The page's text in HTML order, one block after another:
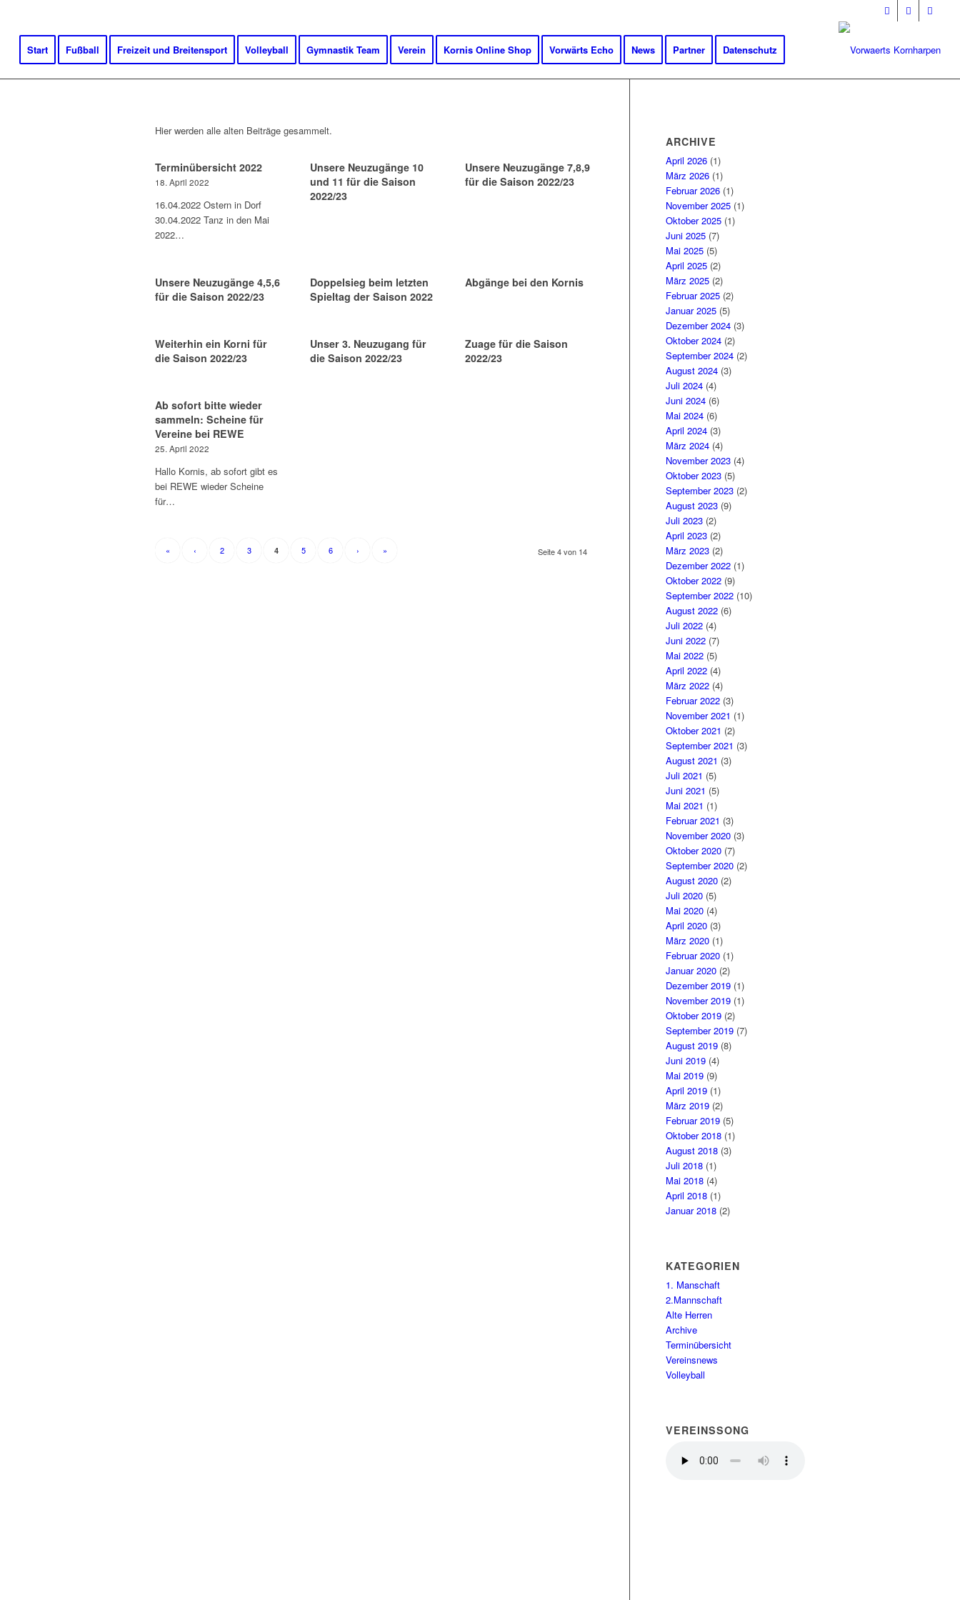
Start Fußball Freizeit und Breitensport Volleyball Gymnastik Team Verein Kornis Online Shop Vorwärts Echo News Partner Datenschutz
Hier werden alle alten Beiträge gesammelt.
Terminübersicht 2022
18. April 2022
16.04.2022 Ostern in Dorf
30.04.2022 Tanz in den Mai
2022…
Unsere Neuzugänge 10
und 11 für die Saison
2022/23
Unsere Neuzugänge 7,8,9
für die Saison 2022/23
Unsere Neuzugänge 4,5,6
für die Saison 2022/23
Doppelsieg beim letzten
Spieltag der Saison 2022
Abgänge bei den Kornis
Weiterhin ein Korni für
die Saison 2022/23
Unser 3. Neuzugang für
die Saison 2022/23
Zuage für die Saison
2022/23
Ab sofort bitte wieder
sammeln: Scheine für
Vereine bei REWE
25. April 2022
Hallo Kornis, ab sofort gibt es
bei REWE wieder Scheine
für…
Seite 4 von 14
« ‹ 2 3 4 5 6 › »
ARCHIVE
April 2026 (1)
März 2026 (1)
Februar 2026 (1)
November 2025 (1)
Oktober 2025 (1)
Juni 2025 (7)
Mai 2025 (5)
April 2025 (2)
März 2025 (2)
Februar 2025 (2)
Januar 2025 (5)
Dezember 2024 (3)
Oktober 2024 (2)
September 2024 (2)
August 2024 (3)
Juli 2024 (4)
Juni 2024 (6)
Mai 2024 (6)
April 2024 (3)
März 2024 (4)
November 2023 (4)
Oktober 2023 (5)
September 2023 (2)
August 2023 (9)
Juli 2023 (2)
April 2023 (2)
März 2023 (2)
Dezember 2022 (1)
Oktober 2022 (9)
September 2022 (10)
August 2022 (6)
Juli 2022 (4)
Juni 2022 (7)
Mai 2022 (5)
April 2022 (4)
März 2022 (4)
Februar 2022 (3)
November 2021 (1)
Oktober 2021 (2)
September 2021 (3)
August 2021 (3)
Juli 2021 (5)
Juni 2021 (5)
Mai 2021 (1)
Februar 2021 (3)
November 2020 (3)
Oktober 2020 (7)
September 2020 (2)
August 2020 (2)
Juli 2020 (5)
Mai 2020 (4)
April 2020 (3)
März 2020 (1)
Februar 2020 (1)
Januar 2020 (2)
Dezember 2019 (1)
November 2019 (1)
Oktober 2019 (2)
September 2019 (7)
August 2019 (8)
Juni 2019 (4)
Mai 2019 (9)
April 2019 (1)
März 2019 (2)
Februar 2019 (5)
Oktober 2018 (1)
August 2018 (3)
Juli 2018 (1)
Mai 2018 (4)
April 2018 (1)
Januar 2018 (2)
KATEGORIEN
1. Manschaft
2.Mannschaft
Alte Herren
Archive
Terminübersicht
Vereinsnews
Volleyball
VEREINSSONG